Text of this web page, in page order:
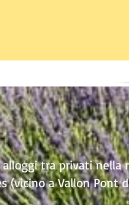
tra privati nella
(vicino a Vallon Pont